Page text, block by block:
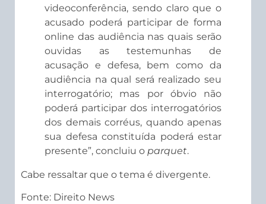
videoconferência, sendo claro que o
acusado poderá participar de forma
online das audiência nas quais serão
ouvidas as testemunhas de
acusação e defesa, bem como da
audiência na qual será realizado seu
interrogatório; mas por óbvio não
poderá participar dos interrogatórios
dos demais corréus, quando apenas
sua defesa constituída poderá estar
presente”, concluiu o parquet.
Cabe ressaltar que o tema é divergente.
Fonte: Direito News